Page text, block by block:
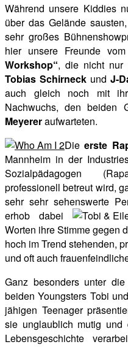
Während unsere Kiddies
über das Gelände
sehr großes
hier unsere Freunde
Workshop“, die nicht nur
Tobias Schirneck und J-
auch gleich noch mit
Nachwuchs, den beiden
Meyereraufwarteten.
Dieerste
Mannheim in der
Sozialpädagogen
professionell betreut wird,
sehr sehr sehenswerte
erhob dabei
Worten ihre Stimme gegen
hoch im Trend stehenden,
und oft auch
Ganz besonders unter
beiden Youngsters Tobi
jähigen Teenager
sie unglaublich mutig und
Lebensgeschichte